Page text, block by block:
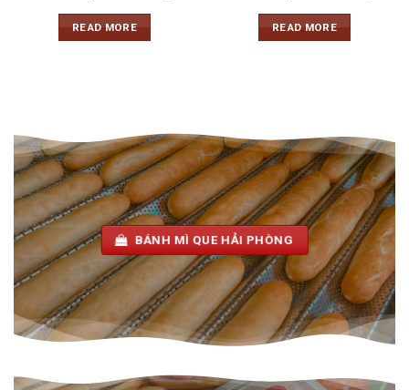
READ MORE READ MORE
BÁNH MÌ QUE HẢI PHÒNG